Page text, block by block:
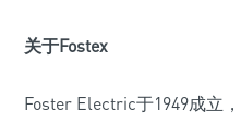
关于Fostex
Foster Electric于1949成立